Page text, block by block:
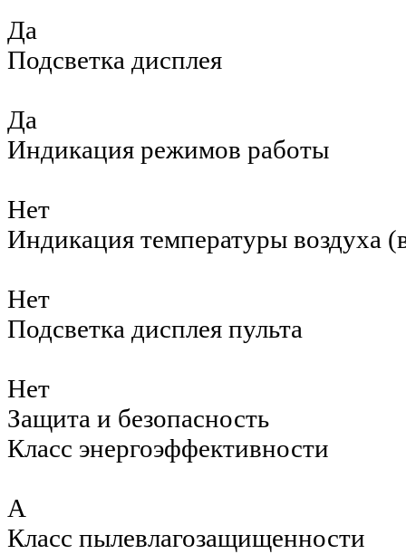
Да
Подсветка дисплея
Да
Индикация режимов работы
Нет
Индикация температуры воздуха
Нет
Подсветка дисплея пульта
Нет
Защита и безопасность
Класс энергоэффективности
A
Класс пылевлагозащищенности